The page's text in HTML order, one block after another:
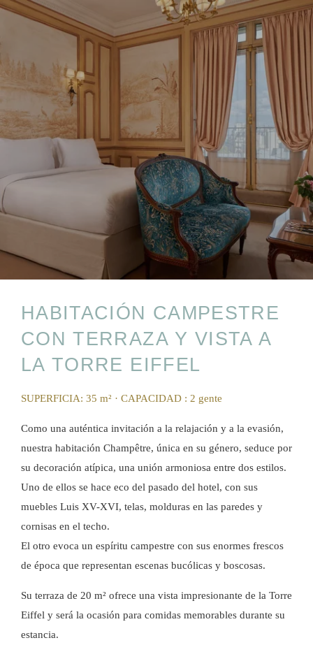
HABITACIÓN CAMPESTRE
CON TERRAZA Y VISTA A
LA TORRE EIFFEL
SUPERFICIA: 35 m² · CAPACIDAD : 2 gente
Como una auténtica invitación a la relajación y a la evasión,
nuestra habitación Champêtre, única en su género, seduce por
su decoración atípica, una unión armoniosa entre dos estilos.
Uno de ellos se hace eco del pasado del hotel, con sus
muebles Luis XV-XVI, telas, molduras en las paredes y
cornisas en el techo.
El otro evoca un espíritu campestre con sus enormes frescos
de época que representan escenas bucólicas y boscosas.
Su terraza de 20 m² ofrece una vista impresionante de la Torre
Eiffel y será la ocasión para comidas memorables durante su
estancia.